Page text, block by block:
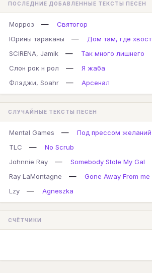
ПОСЛЕДНИЕ ДОБАВЛЕННЫЕ ТЕКСТЫ ПЕСЕН
Морроз —
Святогор
Юрины тараканы
—
Дом там, где хвост
SCIRENA, Jamik
—
Так много лишнего
Слон рок н рол
—
Я жаба
Флэджи, Soahr
— Арсенал
СЛУЧАЙНЫЕ ТЕКСТЫ ПЕСЕН
Mental Games —
Под прессом желаний
TLC
—
No Scrub
Johnnie Ray
—
Somebody Stole My Gal
Ray LaMontagne
—
Gone Away From me
Lzy
— Agneszka
СЧЁТЧИКИ